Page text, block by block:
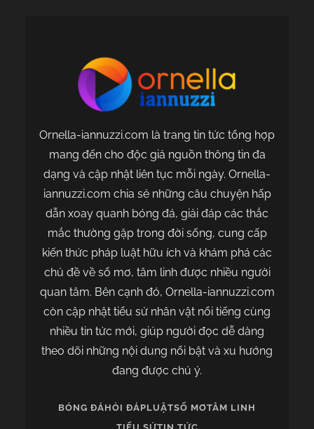
Ornella-iannuzzi.com là trang tin tức tổng hợp
mang đến cho độc giả nguồn thông tin đa
dạng và cập nhật liên tục mỗi ngày. Ornella-
iannuzzi.com chia sẻ những câu chuyện hấp
dẫn xoay quanh bóng đá, giải đáp các thắc
mắc thường gặp trong đời sống, cung cấp
kiến thức pháp luật hữu ích và khám phá các
chủ đề về sổ mơ, tâm linh được nhiều người
quan tâm. Bên cạnh đó, Ornella-iannuzzi.com
còn cập nhật tiểu sử nhân vật nổi tiếng cùng
nhiều tin tức mới, giúp người đọc dễ dàng
theo dõi những nội dung nổi bật và xu hướng
đang được chú ý.
BÓNG ĐÁHỎI ĐÁPLUẬTSỔ MƠTÂM LINH